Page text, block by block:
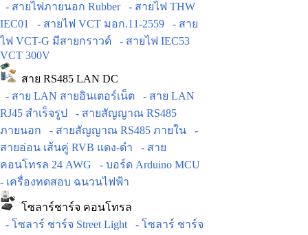
- สายไฟภายนอก Rubber
- สายไฟ THW
IEC01
- สายไฟ VCT มอก.11-2559
- สาย
ไฟ VCT-G มีสายกราวด์
- สายไฟ IEC53
VCT 300V
สาย RS485 LAN DC
- สาย LAN สายอินเตอร์เน็ต
- สาย LAN
RJ45 สำเร็จรูป
- สายสัญญาณ RS485
ภายนอก
- สายสัญญาณ RS485 ภายใน
-
สายอ่อน เส้นคู่ RVB แดง-ดำ
- สาย
คอนโทรล 24 AWG
- บอร์ด Arduino MCU
- เครื่องทดสอบ ฉนวนไฟฟ้า
โซลาร์ชาร์จ คอนโทรล
- โซลาร์ ชาร์จ Street Light
- โซลาร์ ชาร์จ